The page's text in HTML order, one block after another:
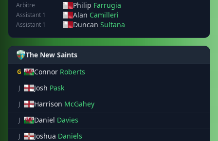
Arbitre
Philip Farrugia
Assistant 1 Alan Camilleri
Assistant 1 Duncan Sultana
The New Saints
G Connor Roberts
J Josh Pask
J Harrison McGahey
J Daniel Davies
J Joshua Daniels